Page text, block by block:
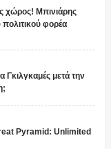
χώρος! Μπινιάρης
φορέα
Γκιλγκαμές μετά την
Pyramid: Unlimited